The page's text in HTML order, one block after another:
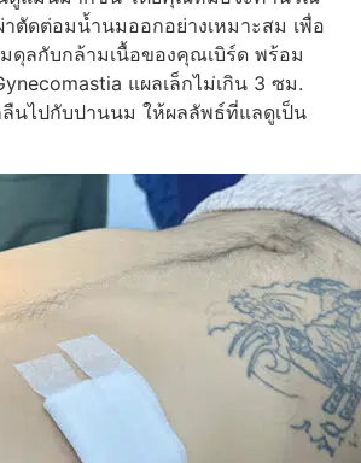
ตัดต่อมน้ำนมออกอย่างเหมาะสม เพื่อ
ดุลกับกล้ามเนื้อของคุณเบิร์ด พร้อม
แผลเล็กไม่เกิน 3 ซม.
นไปกับปานนม ให้ผลลัพธ์ที่แลดูเป็น